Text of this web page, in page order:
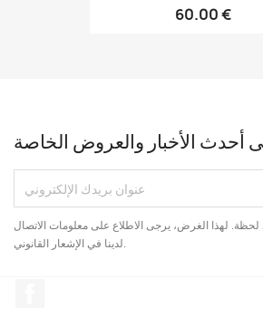
60.00 €
أحدث الأخبار والعروض الخاصة
لهذا الغرض، يرجى الاطلاع على معلومات الاتصال
لدينا في الإشعار القانوني.